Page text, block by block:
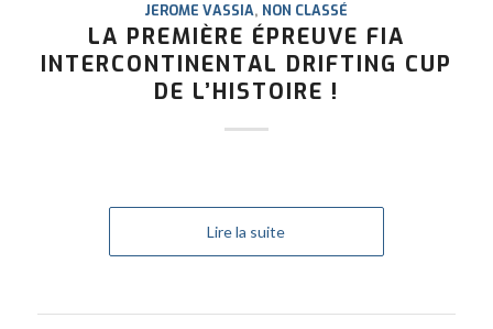
JEROME VASSIA, NON CLASSÉ
LA PREMIÈRE ÉPREUVE FIA
INTERCONTINENTAL DRIFTING CUP
DE L’HISTOIRE !
Lire la suite